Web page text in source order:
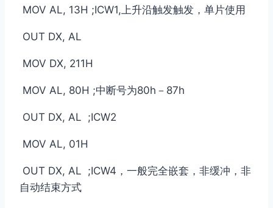
MOV AL, 13H ;ICW1,上升沿触发触发，单片使用
OUT DX, AL
MOV DX, 211H
MOV AL, 80H ;中断号为80h－87h
OUT DX, AL ;ICW2
MOV AL, 01H
OUT DX, AL ;ICW4，一般完全嵌套，非缓冲，非
自动结束方式